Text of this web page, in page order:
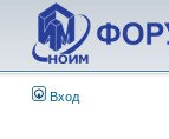
Вход